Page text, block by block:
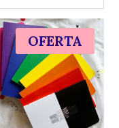
OFERTA